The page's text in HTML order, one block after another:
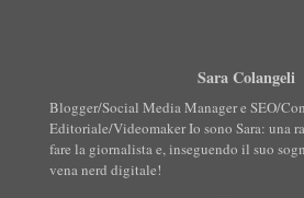
Sara Colangeli
Blogger/Social Media Manager e SEO/
Editoriale/Videomaker Io sono Sara: una
fare la giornalista e, inseguendo il suo
vena nerd digitale!